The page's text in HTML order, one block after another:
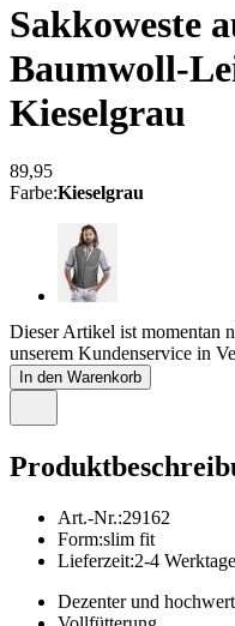
Sakkoweste
Baumwoll-
Kieselgrau
89,95
Farbe:Kieselgrau
Dieser Artikel ist momentan
unserem Kundenservice in
In den Warenkorb
Art.-Nr.:29162
Form:slim fit
Lieferzeit:2-4 Werktage
Dezenter und